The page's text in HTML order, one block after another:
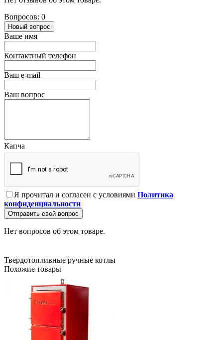
Вопросов: 0
Новый вопрос
Ваше имя
Контактный телефон
Ваш e-mail
Ваш вопрос
Капча
Я прочитал и согласен с условиями Политика
конфиденциальности
Отправить свой вопрос
Нет вопросов об этом товаре.
Твердотопливные ручные котлы
Похожие товары